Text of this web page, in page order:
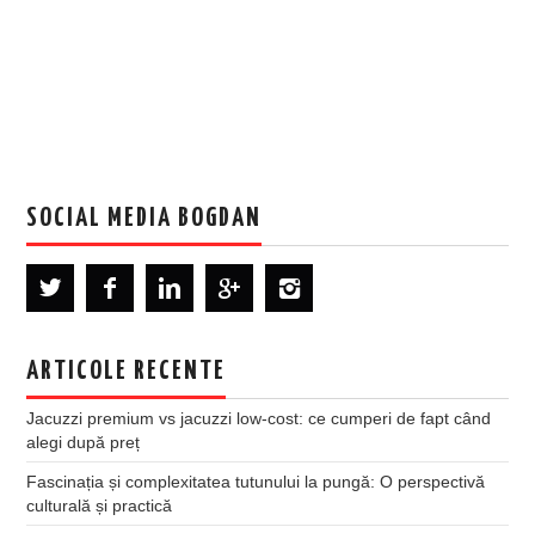
SOCIAL MEDIA BOGDAN
ARTICOLE RECENTE
Jacuzzi premium vs jacuzzi low-cost: ce cumperi de fapt când
alegi după preț
Fascinația și complexitatea tutunului la pungă: O perspectivă
culturală și practică